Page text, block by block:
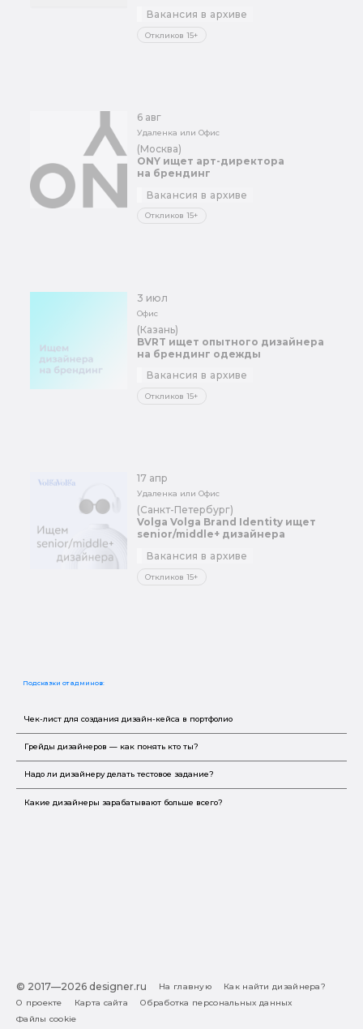
Вакансия в архиве
Откликов 15+
6 авг
Удаленка или Офис
(Москва)
ONY ищет арт-директора
на брендинг
Вакансия в архиве
Откликов 15+
3 июл
Офис
(Казань)
BVRT ищет опытного дизайнера
на брендинг одежды
Вакансия в архиве
Откликов 15+
17 апр
Удаленка или Офис
(Санкт-Петербург)
Volga Volga Brand Identity ищет
senior/middle+ дизайнера
Вакансия в архиве
Откликов 15+
Подсказки от админов:
Чек-лист для создания дизайн-кейса в портфолио
Грейды дизайнеров — как понять кто ты?
Надо ли дизайнеру делать тестовое задание?
Какие дизайнеры зарабатывают больше всего?
© 2017—2026 designer.ru На главную
Как найти дизайнера?
О проекте
Карта сайта
Обработка персональных данных
Файлы cookie